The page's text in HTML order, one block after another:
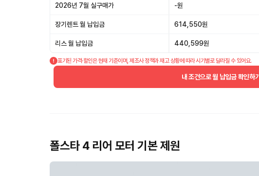
2026년 7월 실구매가 -원
장기렌트 월 납입금 614,550원
리스 월 납입금 440,599원
표기된 가격·할인은 현재 기준이며, 제조사 정책과 재고 상황에 따라 시기별로 달라질 수 있어요.
내 조건으로 월 납입금 확인하기
폴스타 4 리어 모터 기본 제원